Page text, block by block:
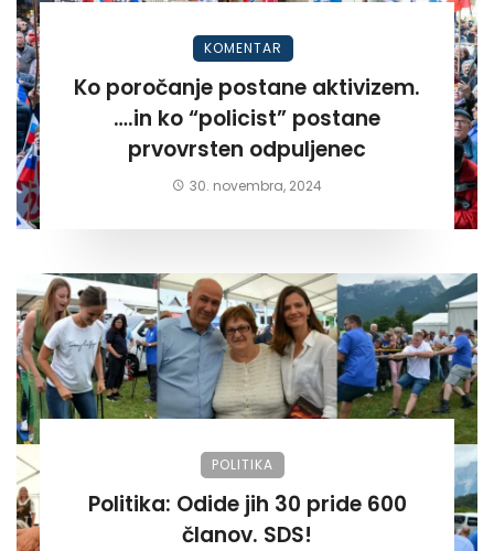
KOMENTAR
Ko poročanje postane aktivizem.
….in ko “policist” postane
prvovrsten odpuljenec
30. novembra, 2024
POLITIKA
Politika: Odide jih 30 pride 600
članov. SDS!